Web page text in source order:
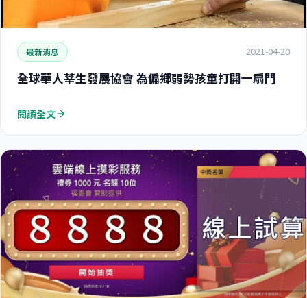
最新消息 2021-04-20
全球華人莘生發展協會 為偏鄉弱勢孩童打開一扇門
閱讀全文arrow_forward